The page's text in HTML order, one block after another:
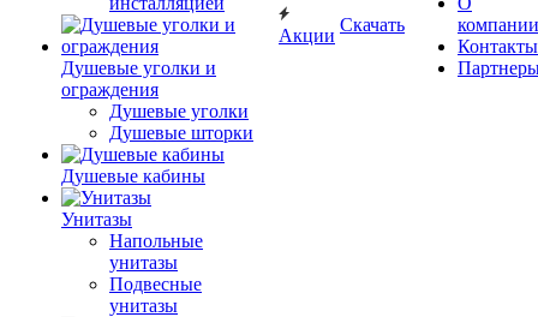
Душевые уголки и
ограждения
Душевые уголки
Душевые шторки
Душевые кабины
Унитазы
Напольные
унитазы
Подвесные
унитазы
Акции
Скачать
компании
Контакты